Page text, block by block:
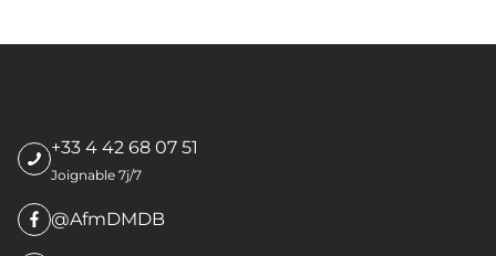
+33 4 42 68 07 51
Joignable 7j/7
@AfmDMDB